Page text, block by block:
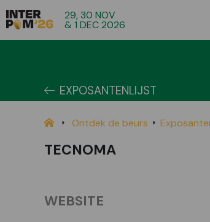
29, 30 NOV
& 1 DEC 2026
EXPOSANTENLIJST
Ontdek de beurs
TECNOMA
WEBSITE